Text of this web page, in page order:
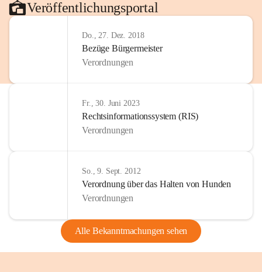
Veröffentlichungsportal
Do., 27. Dez. 2018
Bezüge Bürgermeister
Verordnungen
Fr., 30. Juni 2023
Rechtsinformationssystem (RIS)
Verordnungen
So., 9. Sept. 2012
Verordnung über das Halten von Hunden
Verordnungen
Alle Bekanntmachungen sehen